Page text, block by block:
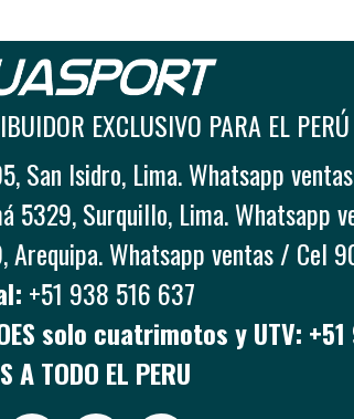
EXCLUSIVO PARA EL PERÚ
San Isidro, Lima. Whatsapp
5329, Surquillo, Lima. Whatsapp
Arequipa. Whatsapp ventas / Cel
+51 938 516 637
solo cuatrimotos y UTV:
A TODO EL PERU